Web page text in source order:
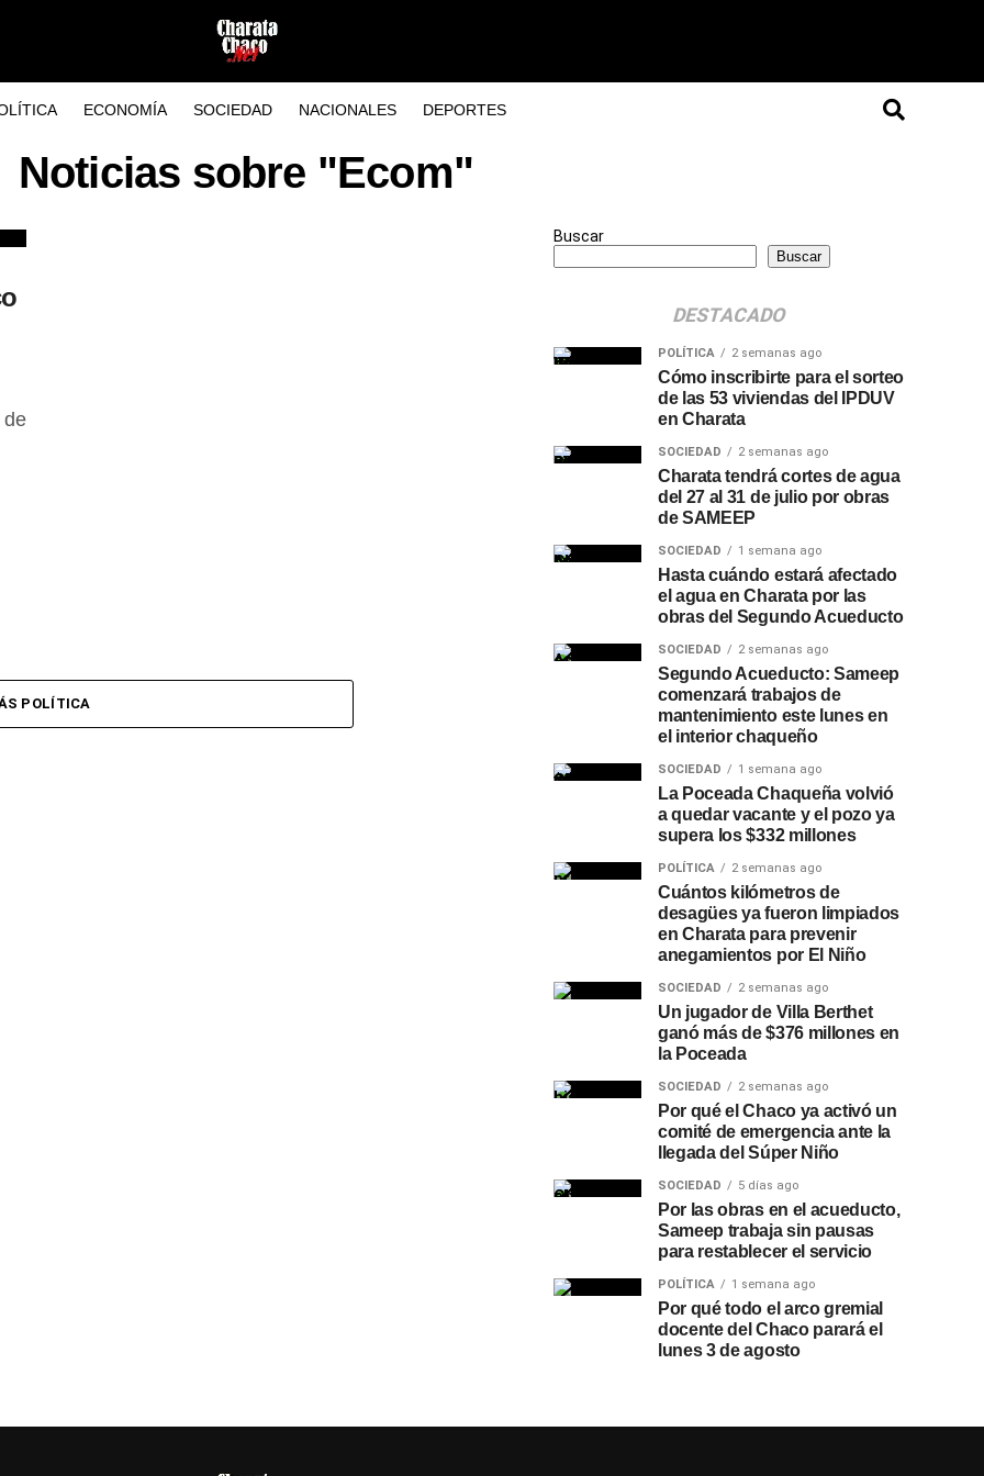
ECONOMÍA SOCIEDAD NACIONALES DEPORTES
Noticias sobre "Ecom"
de
POLÍTICA
Buscar
Buscar
DESTACADO
POLÍTICA 2 semanas ago
Cómo inscribirte para el sorteo
de las 53 viviendas del IPDUV
en Charata
SOCIEDAD 2 semanas ago
Charata tendrá cortes de agua
del 27 al 31 de julio por obras
de SAMEEP
SOCIEDAD 1 semana ago
Hasta cuándo estará afectado
el agua en Charata por las
obras del Segundo Acueducto
SOCIEDAD 2 semanas ago
Segundo Acueducto: Sameep
comenzará trabajos de
mantenimiento este lunes en
el interior chaqueño
SOCIEDAD 1 semana ago
La Poceada Chaqueña volvió
a quedar vacante y el pozo ya
supera los $332 millones
POLÍTICA 2 semanas ago
Cuántos kilómetros de
desagües ya fueron limpiados
en Charata para prevenir
anegamientos por El Niño
SOCIEDAD 2 semanas ago
Un jugador de Villa Berthet
ganó más de $376 millones en
la Poceada
SOCIEDAD 2 semanas ago
Por qué el Chaco ya activó un
comité de emergencia ante la
llegada del Súper Niño
SOCIEDAD 5 días ago
Por las obras en el acueducto,
Sameep trabaja sin pausas
para restablecer el servicio
POLÍTICA 1 semana ago
Por qué todo el arco gremial
docente del Chaco parará el
lunes 3 de agosto